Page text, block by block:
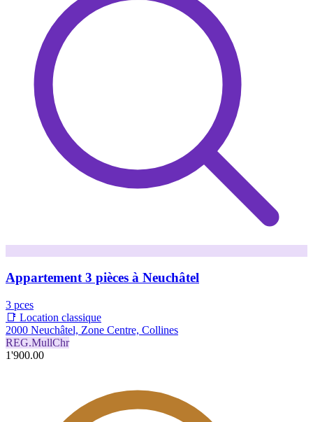
Appartement 3 pièces à Neuchâtel
3 pces
📑 Location classique
2000 Neuchâtel, Zone Centre, Collines
REG.MullChr
1'900.00